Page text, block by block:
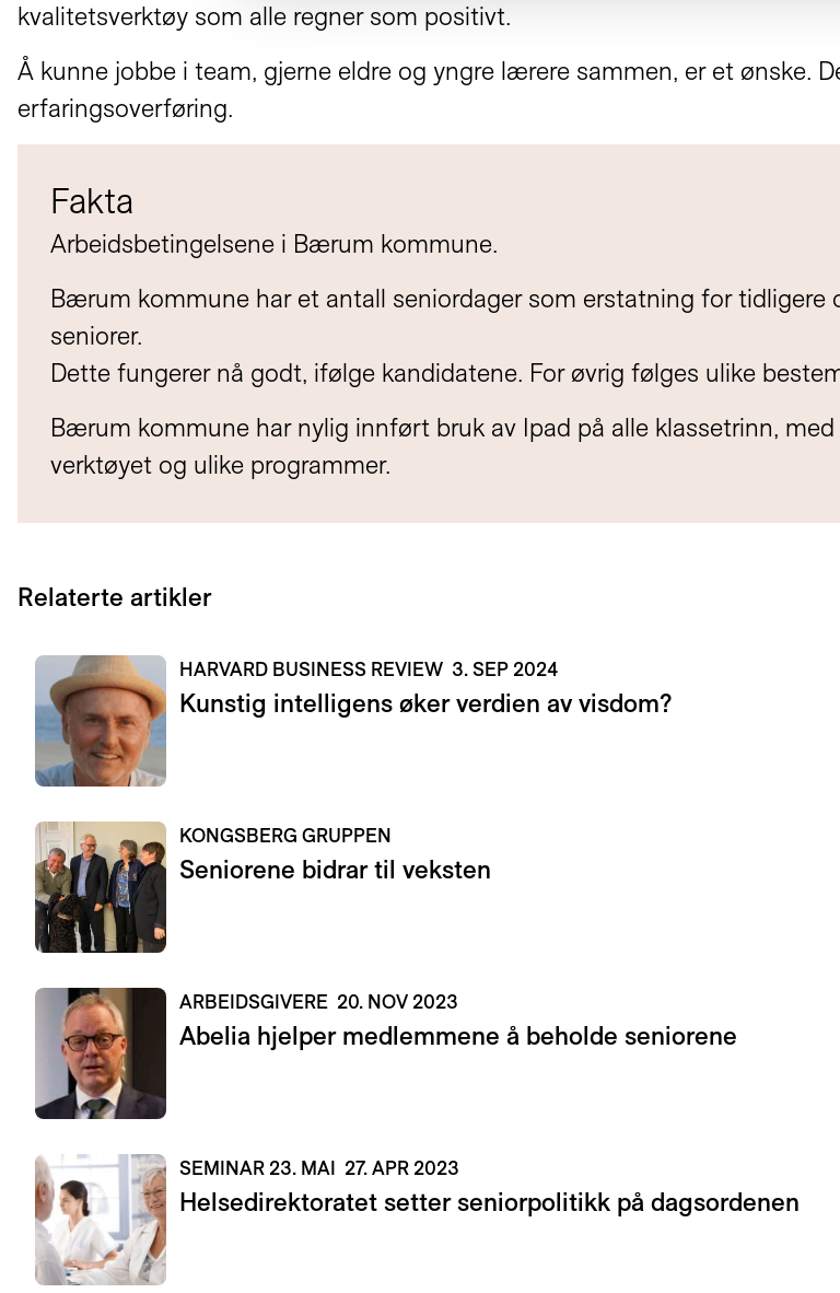
kvalitetsverktøy som alle regner som positivt.
Å kunne jobbe i team, gjerne eldre og yngre lærere sammen, er et ønske.
erfaringsoverføring.
Fakta
Arbeidsbetingelsene i Bærum kommune.
Bærum kommune har et antall seniordager som erstatning for
seniorer.
Dette fungerer nå godt, ifølge kandidatene. For øvrig følges ulike
Bærum kommune har nylig innført bruk av Ipad på alle klassetrinn,
verktøyet og ulike programmer.
Relaterte artikler
HARVARD BUSINESS REVIEW 3. SEP 2024
Kunstig intelligens øker verdien av visdom?
KONGSBERG GRUPPEN
Seniorene bidrar til veksten
ARBEIDSGIVERE 20. NOV 2023
Abelia hjelper medlemmene å beholde seniorene
SEMINAR 23. MAI 27. APR 2023
Helsedirektoratet setter seniorpolitikk på dagsordenen